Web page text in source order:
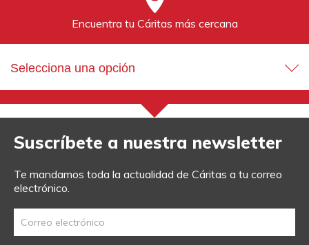
Encuentra tu Cáritas más cercana
Selecciona una opción
Suscríbete a nuestra newsletter
Te mandamos toda la actualidad de Cáritas a tu correo
electrónico.